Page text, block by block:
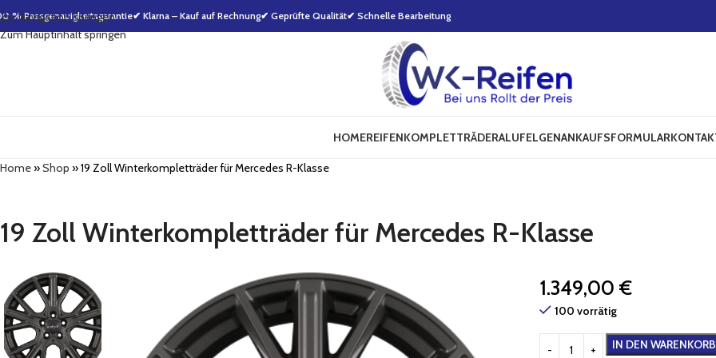
Zur Navigation springen
Zum Hauptinhalt springen
% Passgenauigkeitsgarantie✔ Klarna – Kauf auf Rechnung✔ Geprüfte Qualität✔ Schnelle Bearbeitung
HOMEREIFENKOMPLETTRÄDERALUFELGENANKAUFSFORMULAR
Home»Shop »19 Zoll Winterkompletträder für Mercedes R-Klasse
19 Zoll Winterkompletträder für Mercedes R-Klasse
1.349,00 €
100 vorrätig
IN DEN WARENKORB